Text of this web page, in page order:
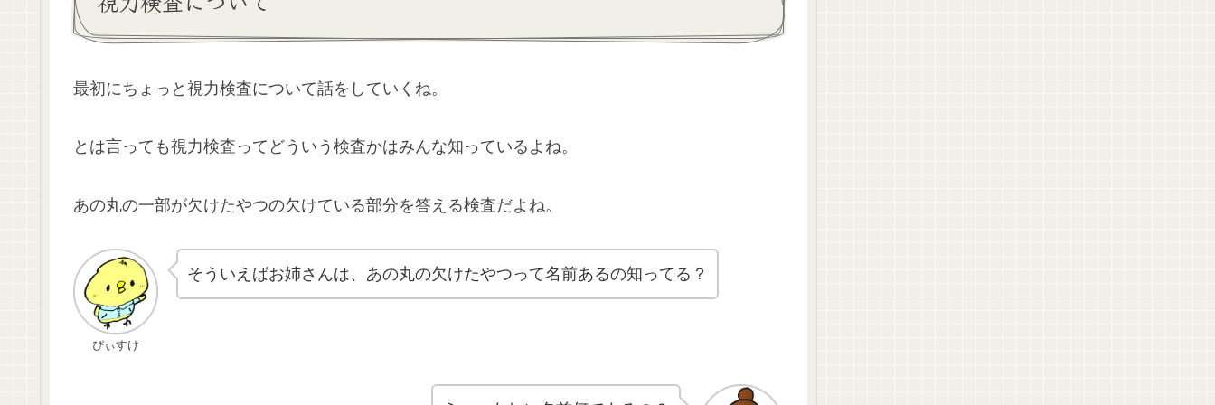
最初にちょっと視力検査について話をしていくね。
とは言っても視力検査ってどういう検査かはみんな知っているよね。
あの丸の一部が欠けたやつの欠けている部分を答える検査だよね。
ぴぃすけ
そういえばお姉さんは、あの丸の欠けたやつって名前あるの知ってる？